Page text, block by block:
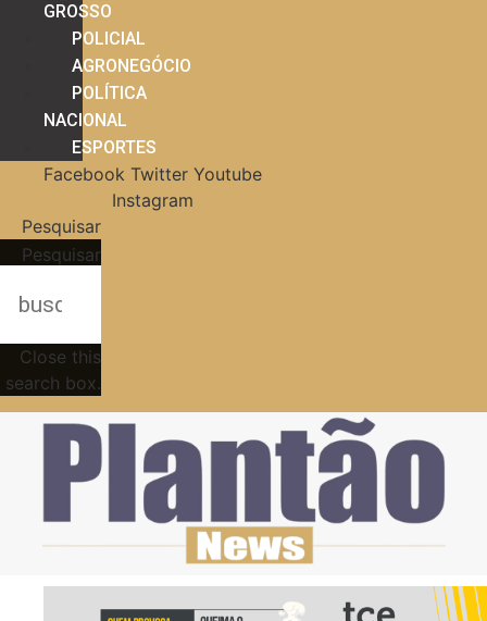
GROSSO
POLICIAL
AGRONEGÓCIO
POLÍTICA
NACIONAL
ESPORTES
Facebook Twitter Youtube
Instagram
Pesquisar
Pesquisar
Close this
search box.